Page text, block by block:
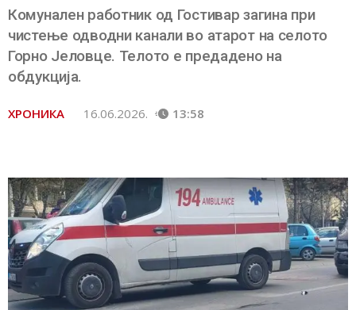
Комунален работник од Гостивар загина при
чистење одводни канали во атарот на селото
Горно Јеловце. Телото е предадено на
обдукција.
ХРОНИКА 16.06.2026. 13:58